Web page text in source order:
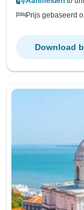
Prijs gebaseerd
Download